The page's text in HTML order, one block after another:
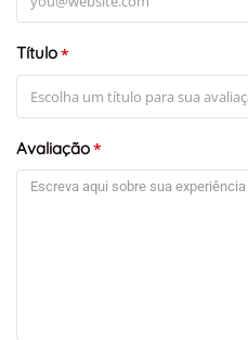
Título*
Avaliação*